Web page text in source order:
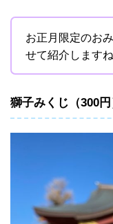
お正月限定のお
せて紹介しますね
獅子みくじ（300円